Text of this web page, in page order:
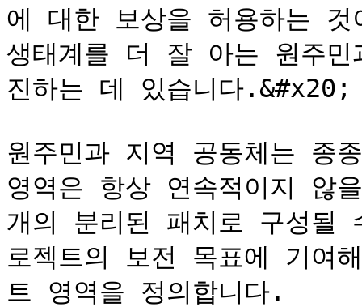
에 대한 보상을 허용하는
생태계를 더 잘 아는 원주
진하는 데 있습니다.&#x20;
원주민과 지역 공동체는 종
영역은 항상 연속적이지 않
개의 분리된 패치로 구성
로젝트의 보전 목표에 기여
트 영역을 정의합니다.